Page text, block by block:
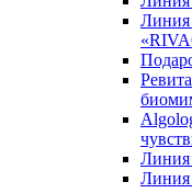
Линия
Линия
Линия